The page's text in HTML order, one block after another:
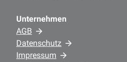
Unternehmen
AGB
Datenschutz
Impressum